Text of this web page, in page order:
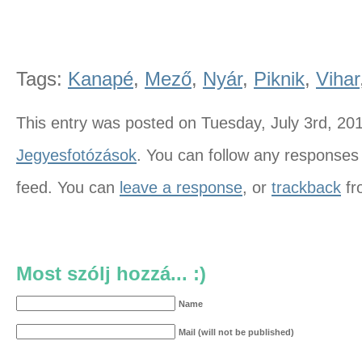
Tags: Kanapé, Mező, Nyár, Piknik, Vihar
This entry was posted on Tuesday, July 3rd,
Jegyesfotózások. You can follow any
feed. You can leave a response, or trackback
Most szólj hozzá... :)
Name
Mail (will not be published)